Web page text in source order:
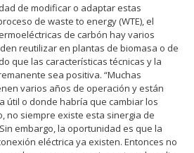
de modificar o adaptar estas
de waste to energy (WTE), el
de carbón hay varios
reutilizar en plantas de biomasa o de
que las características técnicas y la
sea positiva. “Muchas
varios años de operación y están
útil o donde habría que cambiar los
no siempre existe esta sinergia de
embargo, la oportunidad es que la
eléctrica ya existen. Entonces no